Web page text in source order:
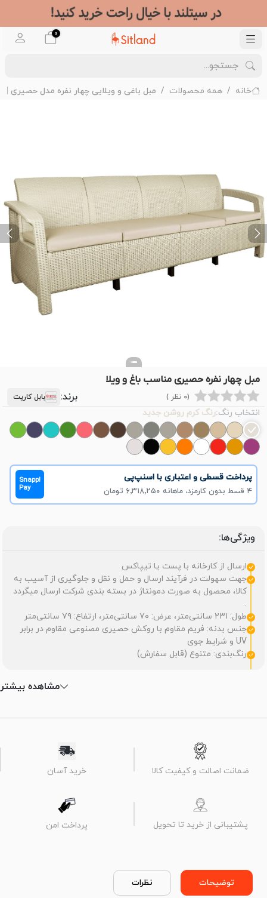
0
خانه همه محصولات مبل باغی و ویلایی چهار نفره مدل حصیری |
Previous
مبل چهار نفره حصیری مناسب باغ و ویلا
(0 نظر ) برند: بابل کارپت
انتخاب رنگ:رنگ کرم روشن جدید
پرداخت قسطی و اعتباری با اسنپ‌پی
۴ قسط بدون کارمزد، ماهانه ۶٬۳۱۸٬۲۵۰ تومان
Snapp!
Pay
ویژگی‌ها:
ارسال از کارخانه با پست یا تیپاکس
جهت سهولت در فرآیند ارسال و حمل و نقل و جلوگیری از آسیب به
کالا، محصول به صورت دمونتاژ در بسته بندی شرکت ارسال میگردد
.
طول: ۲۳۱ سانتی‌متر، عرض: ۷۰ سانتی‌متر، ارتفاع: ۷۹ سانتی‌متر
جنس بدنه: فریم مقاوم با روکش حصیری مصنوعی مقاوم در برابر
UV و شرایط جوی
رنگ‌بندی: متنوع (قابل سفارش)
مشاهده بیشتر
ضمانت اصالت و کیفیت کالا خرید آسان
پشتیبانی از خرید تا تحویل پرداخت امن
توضیحات نظرات